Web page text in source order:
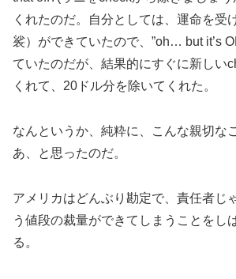
くれたのだ。自分としては、運命を受
裟）ができていたので、”oh… but it’s
ていたのだが、結果的にすぐに新しい
くれて、20ドル分を除いてくれた。
なんというか、純粋に、こんな親切な
あ、と思ったのだ。
アメリカはどんぶり勘定で、責任者じ
う値段の裁量ができてしまうことをし
る。